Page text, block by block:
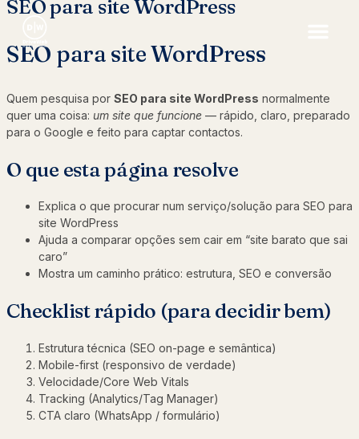
SEO para site WordPress
SEO para site WordPress
Quem pesquisa por SEO para site WordPress normalmente
quer uma coisa: um site que funcione — rápido, claro, preparado
para o Google e feito para captar contactos.
O que esta página resolve
Explica o que procurar num serviço/solução para SEO para
site WordPress
Ajuda a comparar opções sem cair em “site barato que sai
caro”
Mostra um caminho prático: estrutura, SEO e conversão
Checklist rápido (para decidir bem)
Estrutura técnica (SEO on-page e semântica)
Mobile-first (responsivo de verdade)
Velocidade/Core Web Vitals
Tracking (Analytics/Tag Manager)
CTA claro (WhatsApp / formulário)